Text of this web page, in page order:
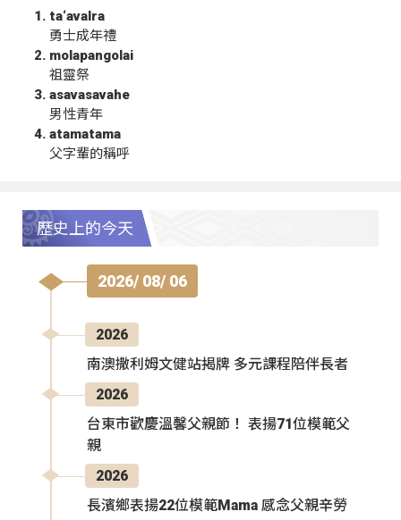
ta‘avalra
勇士成年禮
molapangolai
祖靈祭
asavasavahe
男性青年
atamatama
父字輩的稱呼
歷史上的今天
2026/ 08/ 06
2026
南澳撒利姆文健站揭牌 多元課程陪伴長者
2026
台東市歡慶溫馨父親節！ 表揚71位模範父
親
2026
長濱鄉表揚22位模範Mama 感念父親辛勞